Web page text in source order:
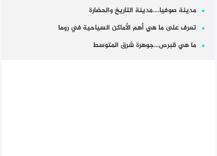
مدينة صوفيا….مدينة التاريخ والحضارة
تعرف على ما هي أهم الأماكن السياحية في روما
ما هي قبرص…جوهرة شرق المتوسط